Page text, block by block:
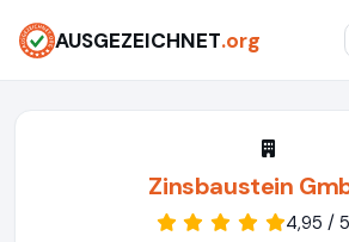
AUSGEZEICHNET.org
Zinsbaustein
4,95 /